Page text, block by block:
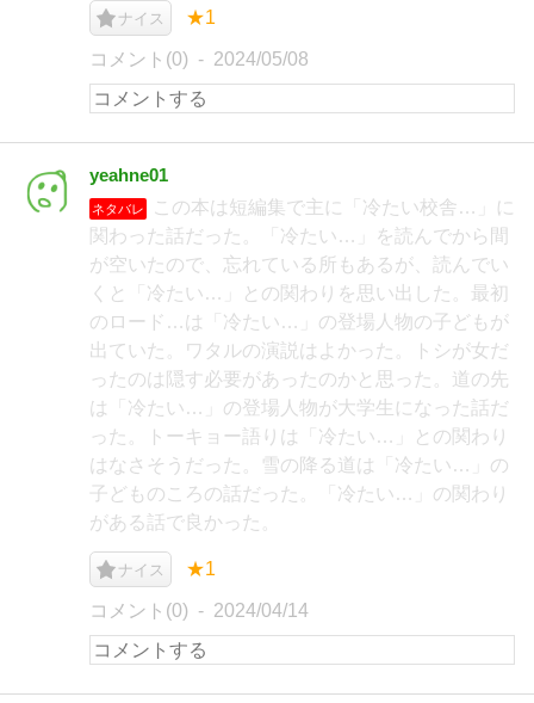
ナイス ★1
コメント(0) 2024/05/08
yeahne01
ネタバレ
この本は短編集で主に「冷たい校舎…」に
関わった話だった。「冷たい…」を読んでから間
が空いたので、忘れている所もあるが、読んでい
くと「冷たい…」との関わりを思い出した。最初
のロード…は「冷たい…」の登場人物の子どもが
出ていた。ワタルの演説はよかった。トシが女だ
ったのは隠す必要があったのかと思った。道の先
は「冷たい…」の登場人物が大学生になった話だ
った。トーキョー語りは「冷たい…」との関わり
はなさそうだった。雪の降る道は「冷たい…」の
子どものころの話だった。「冷たい…」の関わり
がある話で良かった。
ナイス ★1
コメント(0) 2024/04/14